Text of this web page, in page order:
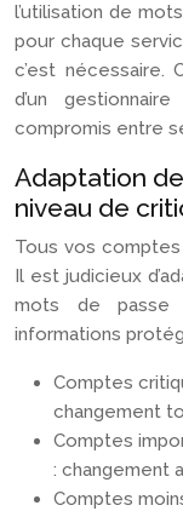
l’utilisation de
pour chaque
c’est nécessaire.
d’un
compromis entre
Adaptation
niveau de
Tous vos comptes
Il est judicieux
mots de passe
informations
Comptes
changement
Comptes
: changement
Comptes